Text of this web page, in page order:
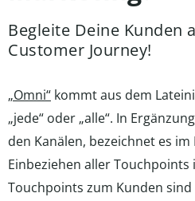
Begleite Deine Kunden
Customer Journey!
„Omni“ kommt aus dem
„jede“ oder „alle“. In
den Kanälen, bezeichnet es
Einbeziehen aller
Touchpoints zum Kunden